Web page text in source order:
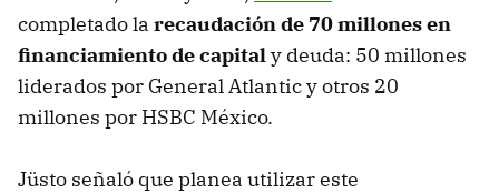
completado la recaudación de 70 millones en
financiamiento de capitaly deuda: 50 millones
liderados por General Atlantic y otros 20
millones por HSBC México.
Jüsto señaló que planea utilizar este